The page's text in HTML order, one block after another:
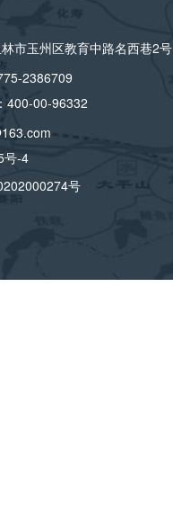
市玉州区教育中路名西巷2号
2386709
400-00-96332
号-4
号